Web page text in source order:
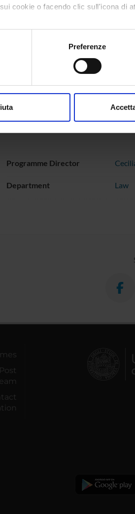
cookie o facendo clic sull'icona di
vorremmo anche:
sulla tua posizione
tuo consenso in qualsiasi momento
Preferenze
prega di fare riferimento alla
L’iniziativa rientra tra le attività del
Programme Director
Department Law